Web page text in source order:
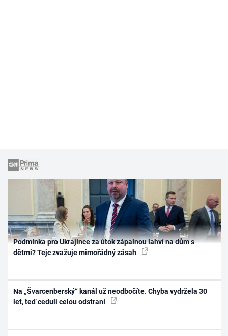
Podmínka pro Ukrajince za útok zápalnou lahví na dům s
dětmi? Tejc zvažuje mimořádný zásah
Na „Švarcenberský“ kanál už neodbočíte. Chyba vydržela 30
let, teď ceduli celou odstraní